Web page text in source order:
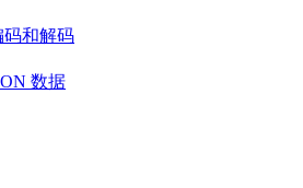
码和解码
数据